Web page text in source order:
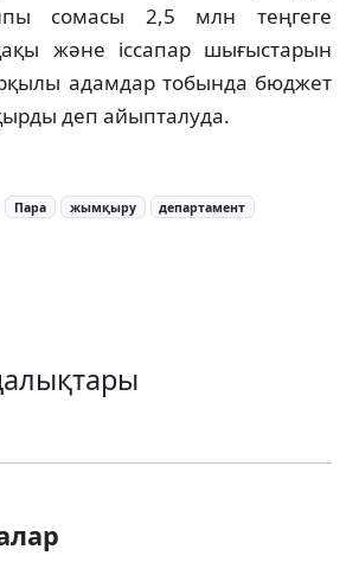
сомасы 2,5 млн теңгеге
және іссапар шығыстарын
адамдар тобында бюджет
деп айыпталуда.
Пара жымқыру департамент